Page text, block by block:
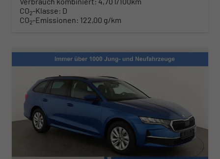
CO2-Klasse: D
CO2-Emissionen: 122,00 g/km